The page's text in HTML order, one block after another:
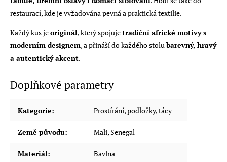
restaurací, kde je vyžadována pevná a praktická textilie.
Každý kus jeoriginál, který spojujetradiční africké motivy s
moderním designem, a přináší do každého stolubarevný, hravý
a autentický akcent.
Doplňkové parametry
Kategorie: Prostírání, podložky, tácy
Země původu: Mali, Senegal
Materiál: Bavlna